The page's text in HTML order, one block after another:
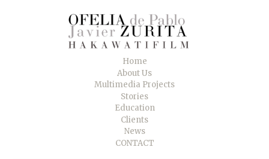
Home
About Us
Multimedia Projects
Stories
Education
Clients
News
CONTACT